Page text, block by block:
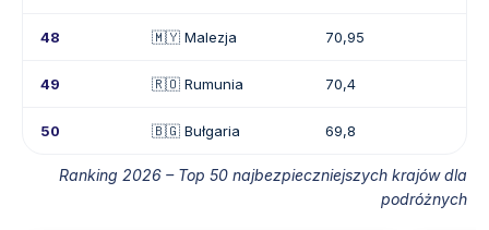
48 🇲🇾 Malezja 70,95
49 🇷🇴 Rumunia 70,4
50 🇧🇬 Bułgaria 69,8
Ranking 2026 – Top 50 najbezpieczniejszych krajów dla
podróżnych